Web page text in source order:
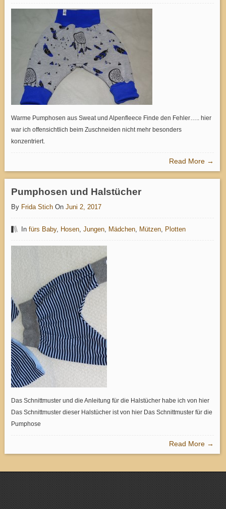
Warme Pumphosen aus Sweat und Alpenfleece Finde den Fehler….. hier
war ich offensichtlich beim Zuschneiden nicht mehr besonders
konzentriert.
Read More →
Pumphosen und Halstücher
By Frida Stich On Juni 2, 2017
In fürs Baby, Hosen, Jungen, Mädchen, Mützen, Plotten
Das Schnittmuster und die Anleitung für die Halstücher habe ich von hier
Das Schnittmuster dieser Halstücher ist von hier Das Schnittmuster für die
Pumphose
Read More →